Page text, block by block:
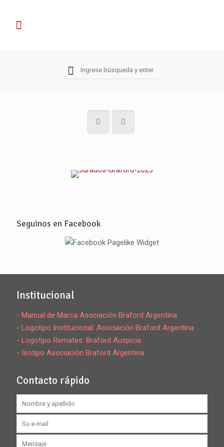
Seguinos en Facebook
Institucional
- Manual de Marca Asociación Braford Argentina
- Logotipo Institucional: Asociación Braford Argentina
- Logotipo Remates: Braford Auspicia
- Isotipo Asociación Braford Argentina
Contacto rápido